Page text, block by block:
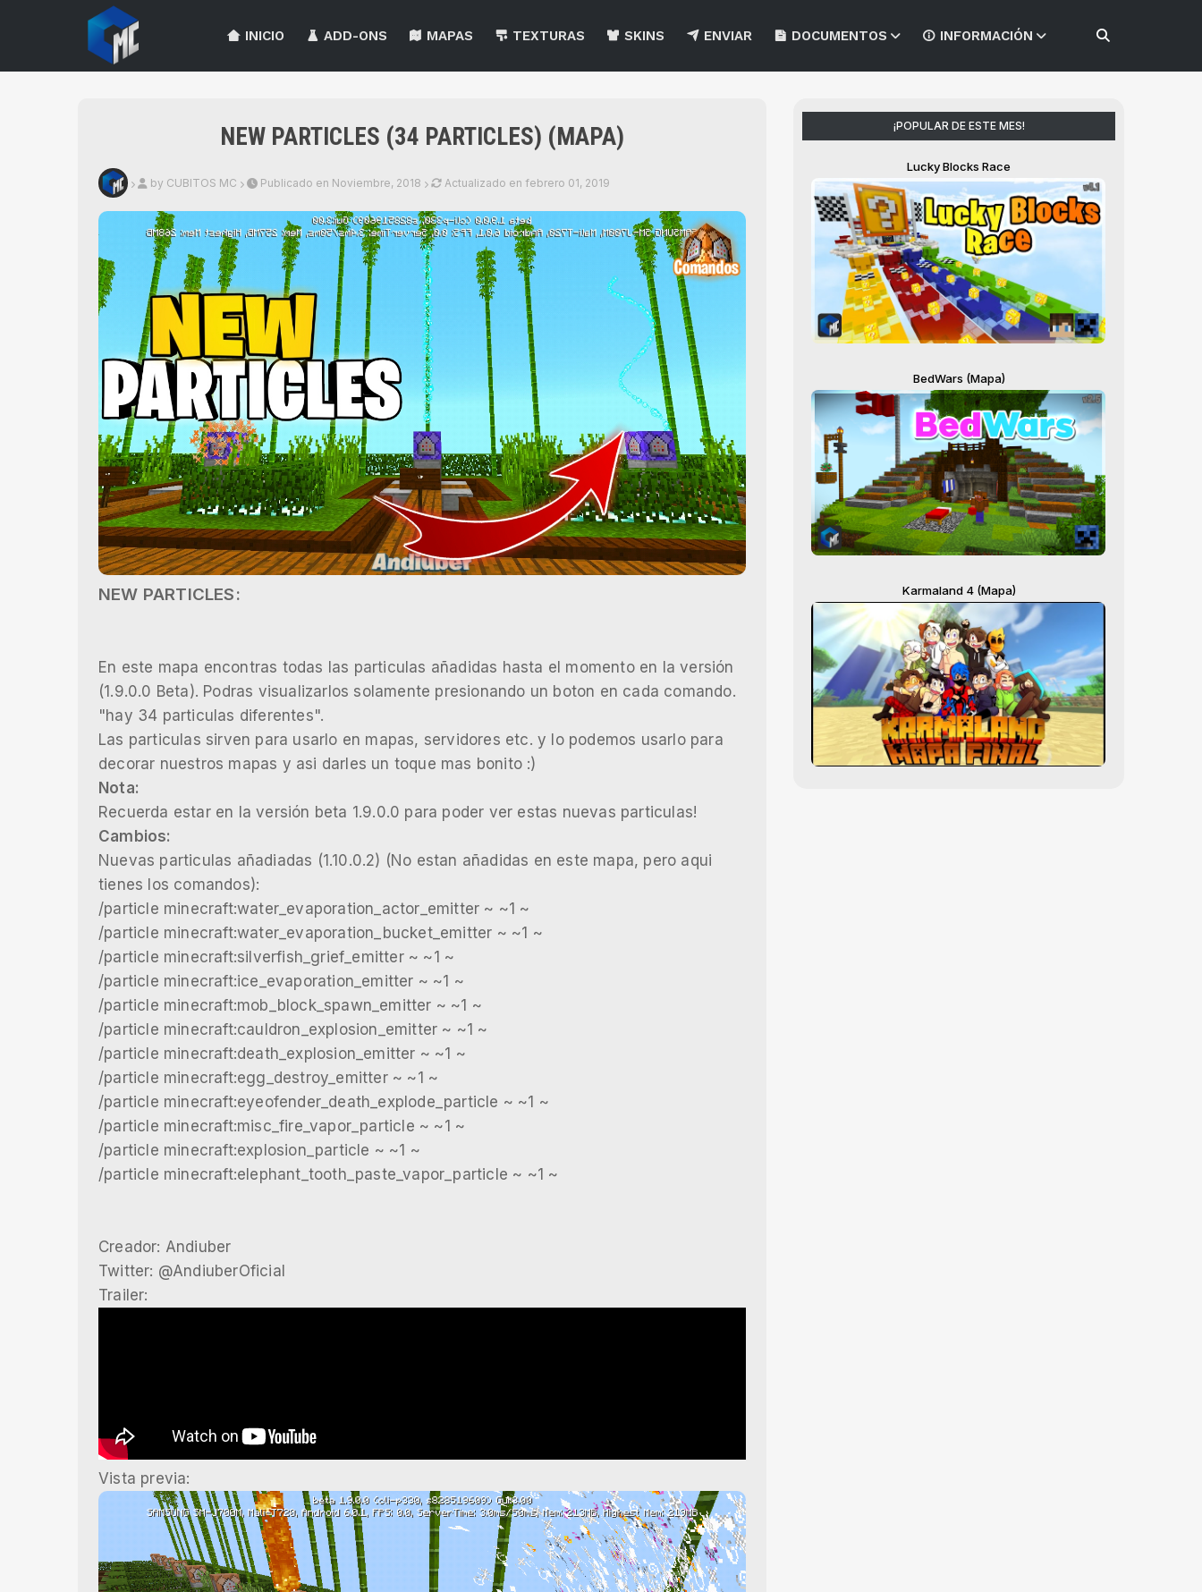
INICIO ADD-ONS MAPAS TEXTURAS SKINS ENVIAR DOCUMENTOS INFORMACIÓN
NEW PARTICLES (34 PARTICLES) (MAPA)
by CUBITOS MC Publicado en Noviembre, 2018 Actualizado en febrero 01, 2019
NEW PARTICLES:
En este mapa encontras todas las particulas añadidas hasta el momento en la versión
(1.9.0.0 Beta). Podras visualizarlos solamente presionando un boton en cada comando.
"hay 34 particulas diferentes".
Las particulas sirven para usarlo en mapas, servidores etc. y lo podemos usarlo para
decorar nuestros mapas y asi darles un toque mas bonito :)
Nota:
Recuerda estar en la versión beta 1.9.0.0 para poder ver estas nuevas particulas!
Cambios:
Nuevas particulas añadiadas (1.10.0.2) (No estan añadidas en este mapa, pero aqui
tienes los comandos):
/particle minecraft:water_evaporation_actor_emitter ~ ~1 ~
/particle minecraft:water_evaporation_bucket_emitter ~ ~1 ~
/particle minecraft:silverfish_grief_emitter ~ ~1 ~
/particle minecraft:ice_evaporation_emitter ~ ~1 ~
/particle minecraft:mob_block_spawn_emitter ~ ~1 ~
/particle minecraft:cauldron_explosion_emitter ~ ~1 ~
/particle minecraft:death_explosion_emitter ~ ~1 ~
/particle minecraft:egg_destroy_emitter ~ ~1 ~
/particle minecraft:eyeofender_death_explode_particle ~ ~1 ~
/particle minecraft:misc_fire_vapor_particle ~ ~1 ~
/particle minecraft:explosion_particle ~ ~1 ~
/particle minecraft:elephant_tooth_paste_vapor_particle ~ ~1 ~
Creador: Andiuber
Twitter: @AndiuberOficial
Trailer:
Vista previa:
¡POPULAR DE ESTE MES!
Lucky Blocks Race
BedWars (Mapa)
Karmaland 4 (Mapa)